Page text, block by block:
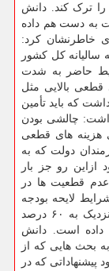
ترک کند. دانش
به دست هم داده
وی خاطرنشان کرد:
تا ۴۰ درصد بودجه سالیانه کل کشور
حاضر به شدت
بالایی مثل
که باید تأمین
چالشی بودن
هزینه های قطعی
دولت که به
رو جز بار
قطعیت ها در
لایحه بودجه
ای که برای سال ۱۴۰۰ به مجلس تقدیم کرده نزدیک به ۶۰ درصد
افزایش نشان داده است. دانش
بحث هایی که از
که در